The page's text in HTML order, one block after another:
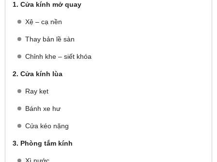
1. Cửa kính mở quay
Xệ – cạ nền
Thay bản lề sàn
Chỉnh khe – siết khóa
2. Cửa kính lùa
Ray kẹt
Bánh xe hư
Cửa kéo nặng
3. Phòng tắm kính